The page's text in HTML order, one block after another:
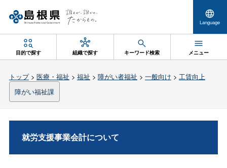
Language
目的で探す 組織で探す キーワード検索 メニュー
トップ> 医療・福祉 > 福祉 > 障がい者福祉 > 一般向け > 工賃向上
障がい福祉課
就労支援事業会計について